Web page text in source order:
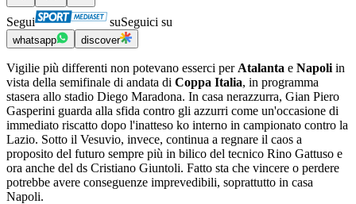
Segui suSeguici su
whatsapp discover
Vigilie più differenti non potevano esserci per Atalanta e Napoli in
vista della semifinale di andata di Coppa Italia, in programma
stasera allo stadio Diego Maradona. In casa nerazzurra, Gian Piero
Gasperini guarda alla sfida contro gli azzurri come un'occasione di
immediato riscatto dopo l'inatteso ko interno in campionato contro la
Lazio. Sotto il Vesuvio, invece, continua a regnare il caos a
proposito del futuro sempre più in bilico del tecnico Rino Gattuso e
ora anche del ds Cristiano Giuntoli. Fatto sta che vincere o perdere
potrebbe avere conseguenze imprevedibili, soprattutto in casa
Napoli.